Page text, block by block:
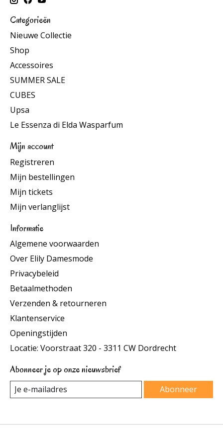
Categorieën
Nieuwe Collectie
Shop
Accessoires
SUMMER SALE
CUBES
Upsa
Le Essenza di Elda Wasparfum
Mijn account
Registreren
Mijn bestellingen
Mijn tickets
Mijn verlanglijst
Informatie
Algemene voorwaarden
Over Elily Damesmode
Privacybeleid
Betaalmethoden
Verzenden & retourneren
Klantenservice
Openingstijden
Locatie: Voorstraat 320 - 3311 CW Dordrecht
Abonneer je op onze nieuwsbrief
Abonneer